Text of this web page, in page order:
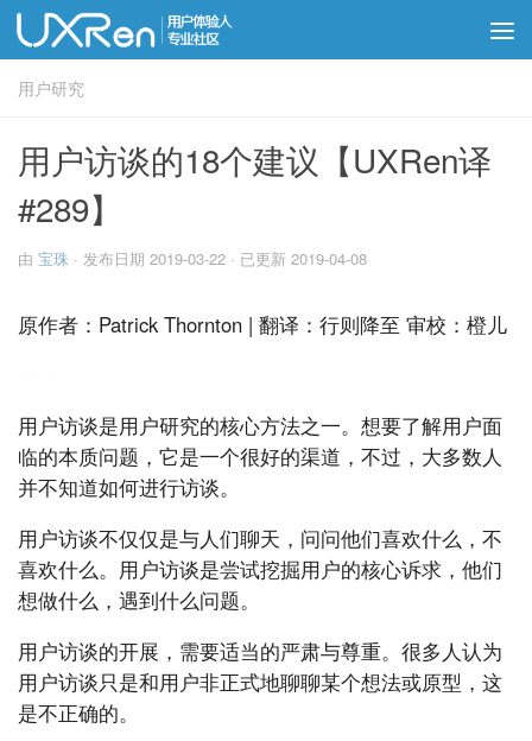
用户研究
用户访谈的18个建议【UXRen译
#289】
由 宝珠 · 发布日期 2019-03-22 · 已更新 2019-04-08
原作者：Patrick Thornton | 翻译：行则降至 审校：橙儿
用户访谈是用户研究的核心方法之一。想要了解用户面
临的本质问题，它是一个很好的渠道，不过，大多数人
并不知道如何进行访谈。
用户访谈不仅仅是与人们聊天，问问他们喜欢什么，不
喜欢什么。用户访谈是尝试挖掘用户的核心诉求，他们
想做什么，遇到什么问题。
用户访谈的开展，需要适当的严肃与尊重。很多人认为
用户访谈只是和用户非正式地聊聊某个想法或原型，这
是不正确的。